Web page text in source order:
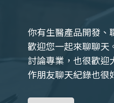
你有生醫產品開發、
歡迎您一起來聊聊天
討論專業，也很歡迎
作朋友聊天紀錄也很